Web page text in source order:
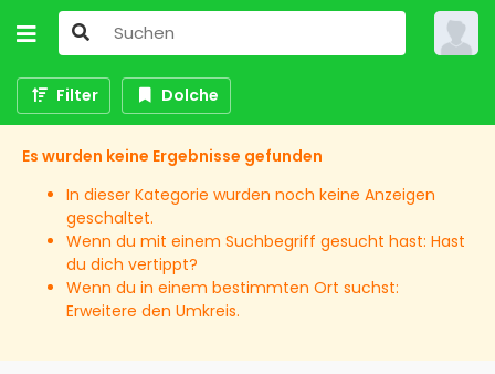
Filter Dolche
Es wurden keine Ergebnisse gefunden
In dieser Kategorie wurden noch keine Anzeigen
geschaltet.
Wenn du mit einem Suchbegriff gesucht hast: Hast
du dich vertippt?
Wenn du in einem bestimmten Ort suchst:
Erweitere den Umkreis.